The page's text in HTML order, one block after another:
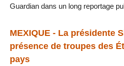
Guardian dans un long reportage
MEXIQUE - La présidente
présence de troupes des
pays